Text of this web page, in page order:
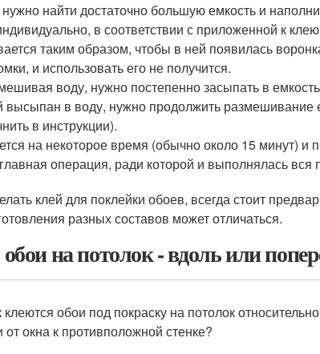
найти достаточно большую емкость и
в соответствии с приложенной к
таким образом, чтобы в ней появилась
и использовать его не получится.
воду, нужно постепенно засыпать в
высыпан в воду, нужно продолжить
в инструкции).
на некоторое время (обычно около 15 минут) и
операция, ради которой и выполнялась вся
клей для поклейки обоев, всегда стоит
разных составов может отличаться.
на потолок - вдоль или
клеются обои под покраску на потолок
от окна к противположной стенке?